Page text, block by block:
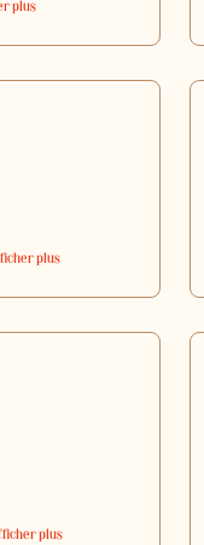
plus
plus
plus